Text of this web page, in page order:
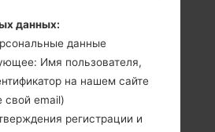
данных:
данные
Имя пользователя,
на нашем сайте
свой email)
регистрации и